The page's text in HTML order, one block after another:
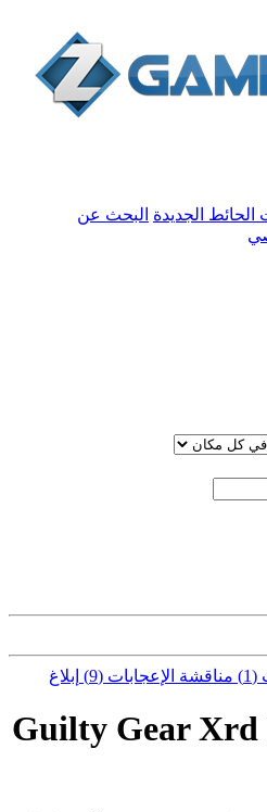
الجديدة البحث عن
مناقشة الإعجابات (9) إبلاغ
Guilty Gear Xrd